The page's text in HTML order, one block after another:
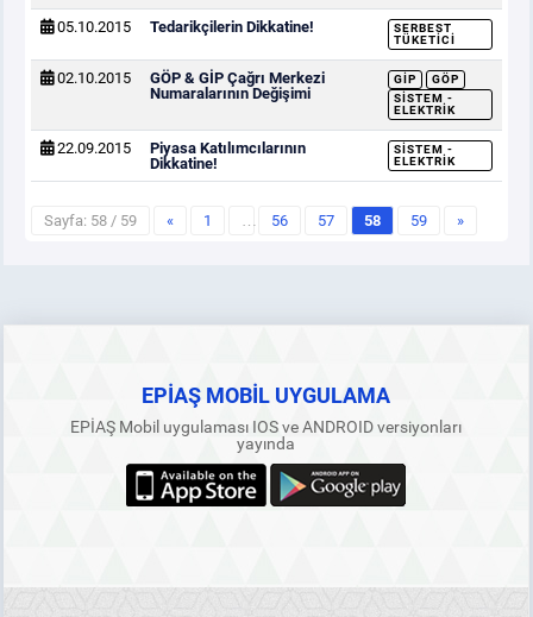
05.10.2015 Tedarikçilerin Dikkatine!
SERBEST
TÜKETICI
02.10.2015
GÖP & GİP Çağrı Merkezi
Numaralarının Değişimi
GİP
GÖP
SISTEM -
ELEKTRIK
22.09.2015
Piyasa Katılımcılarının
Dikkatine!
SISTEM -
ELEKTRIK
Sayfa: 58 / 59 « 1 … 56 57 58 59 »
EPİAŞ MOBİL UYGULAMA
EPİAŞ Mobil uygulaması IOS ve ANDROID versiyonları
yayında